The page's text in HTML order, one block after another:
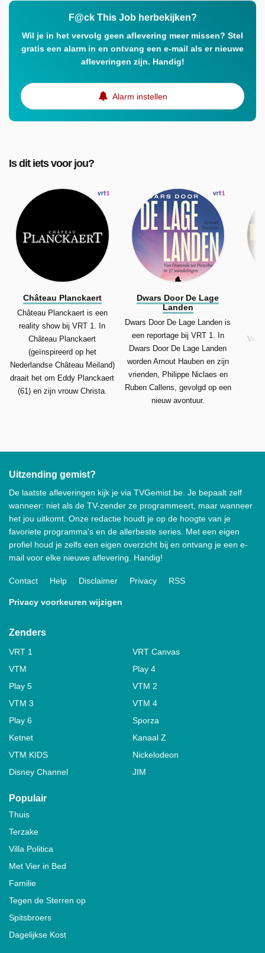
F@ck This Job herbekijken?
Wil je in het vervolg geen aflevering meer missen? Stel
gratis een alarm in en ontvang een e-mail als er nieuwe
afleveringen zijn. Handig!
Alarm instellen
Is dit iets voor jou?
Château Planckaert
Château Planckaert is een
reality show bij VRT 1. In
Château Planckaert
(geïnspireerd op het
Nederlandse Château Meiland)
draait het om Eddy Planckaert
(61) en zijn vrouw Christa.
Dwars Door De Lage
Landen
Dwars Door De Lage Landen is
een reportage bij VRT 1. In
Dwars Door De Lage Landen
worden Arnout Hauben en zijn
vrienden, Philippe Niclaes en
Ruben Callens, gevolgd op een
nieuw avontuur.
Uitzending gemist?
De laatste afleveringen kijk je via TVGemist.be. Je bepaalt zelf
wanneer: niet als de TV-zender ze programmeert, maar wanneer
het jou uitkomt. Onze redactie houdt je op de hoogte van je
favoriete programma's en de allerbeste series. Met een eigen
profiel houd je zelfs een eigen overzicht bij en ontvang je een e-
mail voor elke nieuwe aflevering. Handig!
Contact Help Disclaimer Privacy RSS
Privacy voorkeuren wijzigen
Zenders
VRT 1
VRT Canvas
VTM
Play 4
Play 5
VTM 2
VTM 3
VTM 4
Play 6
Sporza
Ketnet
Kanaal Z
VTM KIDS
Nickelodeon
Disney Channel
JIM
Populair
Thuis
Terzake
Villa Politica
Met Vier in Bed
Familie
Tegen de Sterren op
Spitsbroers
Dagelijkse Kost